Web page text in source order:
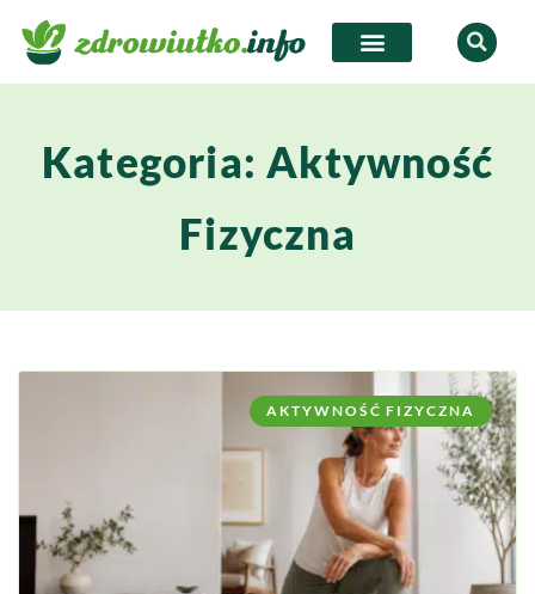
Kategoria: Aktywność
Fizyczna
AKTYWNOŚĆ FIZYCZNA